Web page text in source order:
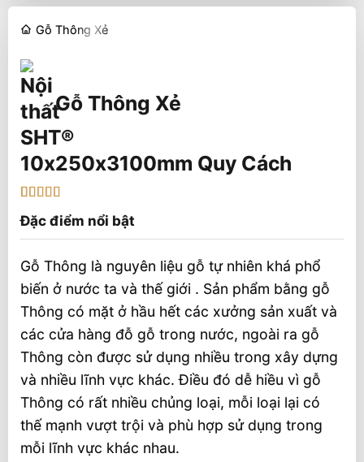
Gỗ Thông Xẻ
Gỗ Thông Xẻ
10x250x3100mm Quy Cách
trên 5 dựa
trênđánh
giá
Đặc điểm nổi bật
Gỗ Thông là nguyên liệu gỗ tự nhiên khá phổ
biến ở nước ta và thế giới . Sản phẩm bằng gỗ
Thông có mặt ở hầu hết các xưởng sản xuất và
các cửa hàng đỗ gỗ trong nước, ngoài ra gỗ
Thông còn được sử dụng nhiều trong xây dựng
và nhiều lĩnh vực khác. Điều đó dễ hiều vì gỗ
Thông có rất nhiều chủng loại, mỗi loại lại có
thế mạnh vượt trội và phù hợp sử dụng trong
mỗi lĩnh vực khác nhau.